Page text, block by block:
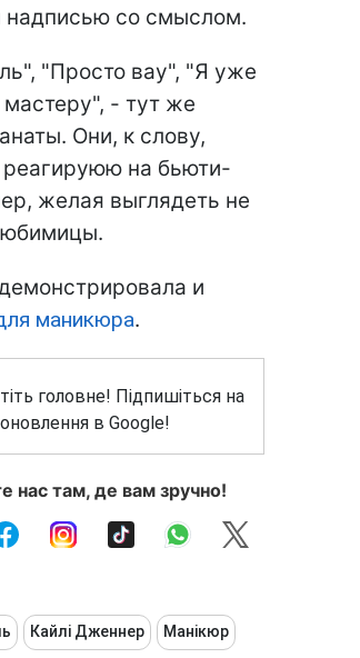
со смыслом.
"Просто вау", "Я уже
мастеру", - тут же
Они, к слову,
реагируюю на бьюти-
желая выглядеть не
и
маникюра.
головне! Підпишіться на
в Google!
нас там, де вам зручно!
Кайлі Дженнер Манікюр